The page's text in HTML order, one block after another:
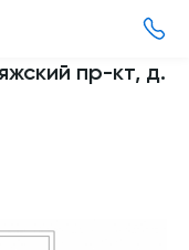
220-
пр-кт, д.